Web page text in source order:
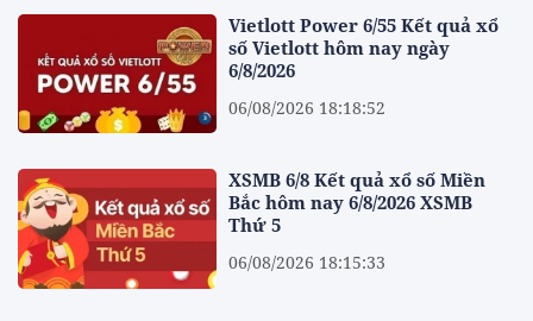
Vietlott Power 6/55 Kết quả xổ
số Vietlott hôm nay ngày
6/8/2026
06/08/2026 18:18:52
XSMB 6/8 Kết quả xổ số Miền
Bắc hôm nay 6/8/2026 XSMB
Thứ 5
06/08/2026 18:15:33